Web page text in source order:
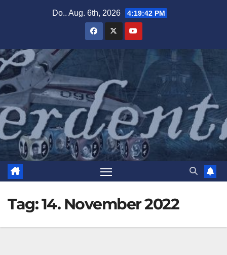
Do.. Aug. 6th, 2026 4:19:43 PM
Tag:14. November 2022